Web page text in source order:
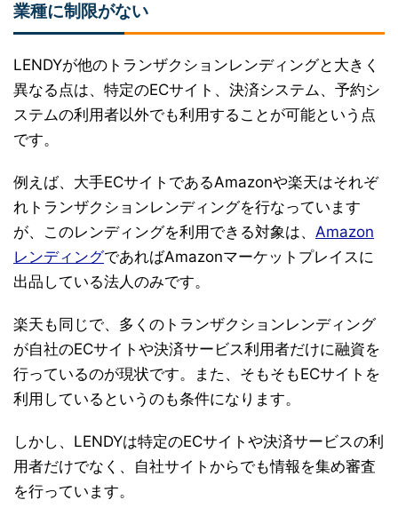
業種に制限がない
LENDYが他のトランザクションレンディングと大きく
異なる点は、特定のECサイト、決済システム、予約シ
ステムの利用者以外でも利用することが可能という点
です。
例えば、大手ECサイトであるAmazonや楽天はそれぞ
れトランザクションレンディングを行なっています
が、このレンディングを利用できる対象は、 Amazon
レンディングであればAmazonマーケットプレイスに
出品している法人のみです。
楽天も同じで、多くのトランザクションレンディング
が自社のECサイトや決済サービス利用者だけに融資を
行っているのが現状です。また、そもそもECサイトを
利用しているというのも条件になります。
しかし、LENDYは特定のECサイトや決済サービスの利
用者だけでなく、自社サイトからでも情報を集め審査
を行っています。